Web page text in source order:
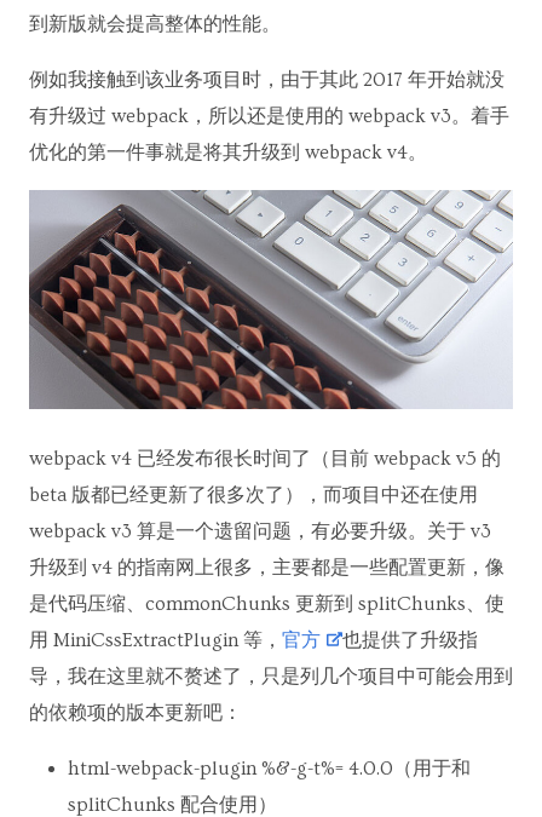
到新版就会提高整体的性能。
例如我接触到该业务项目时，由于其此 2017 年开始就没
有升级过 webpack，所以还是使用的 webpack v3。着手
优化的第一件事就是将其升级到 webpack v4。
webpack v4 已经发布很长时间了（目前 webpack v5 的
beta 版都已经更新了很多次了），而项目中还在使用
webpack v3 算是一个遗留问题，有必要升级。关于 v3
升级到 v4 的指南网上很多，主要都是一些配置更新，像
是代码压缩、commonChunks 更新到 splitChunks、使
用 MiniCssExtractPlugin 等， 官方
也提供了升级指
导，我在这里就不赘述了，只是列几个项目中可能会用到
的依赖项的版本更新吧：
html-webpack-plugin %&-g-t%= 4.0.0（用于和
splitChunks 配合使用）